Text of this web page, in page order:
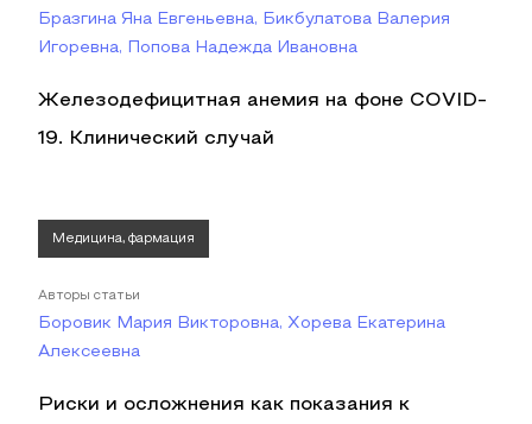
Бразгина Яна Евгеньевна, Бикбулатова Валерия
Игоревна, Попова Надежда Ивановна
Железодефицитная анемия на фоне COVID-
19. Клинический случай
Медицина, фармация
Авторы статьи
Боровик Мария Викторовна, Хорева Екатерина
Алексеевна
Риски и осложнения как показания к